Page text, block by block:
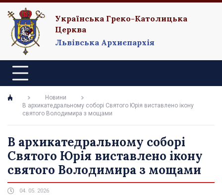
Українська Греко-Католицька
Церква
Львівська Архиєпархія
Новини
В архикатедральному соборі Святого Юрія виставлено ікону
святого Володимира з мощами
В архикатедральному соборі
Святого Юрія виставлено ікону
святого Володимира з мощами
04. 05. 2026